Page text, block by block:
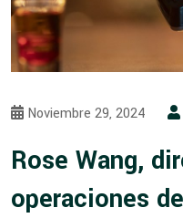
Noviembre 29, 2024
Rose Wang,
operaciones